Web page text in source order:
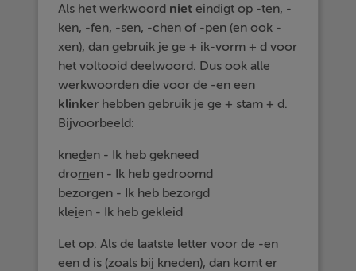
Als het werkwoord niet eindigt op -ten, -
ken, -fen, -sen, -chen of -pen (en ook -
xen), dan gebruik je ge + ik-vorm + d voor
het voltooid deelwoord. Dus ook alle
werkwoorden die voor de -en een
klinker hebben gebruik je ge + stam + d.
Bijvoorbeeld:
kneden - Ik heb gekneed
dromen - Ik heb gedroomd
bezorgen - Ik heb bezorgd
kleien - Ik heb gekleid
Let op: Als de laatste letter voor de -en
een d is (zoals bij kneden), dan komt er